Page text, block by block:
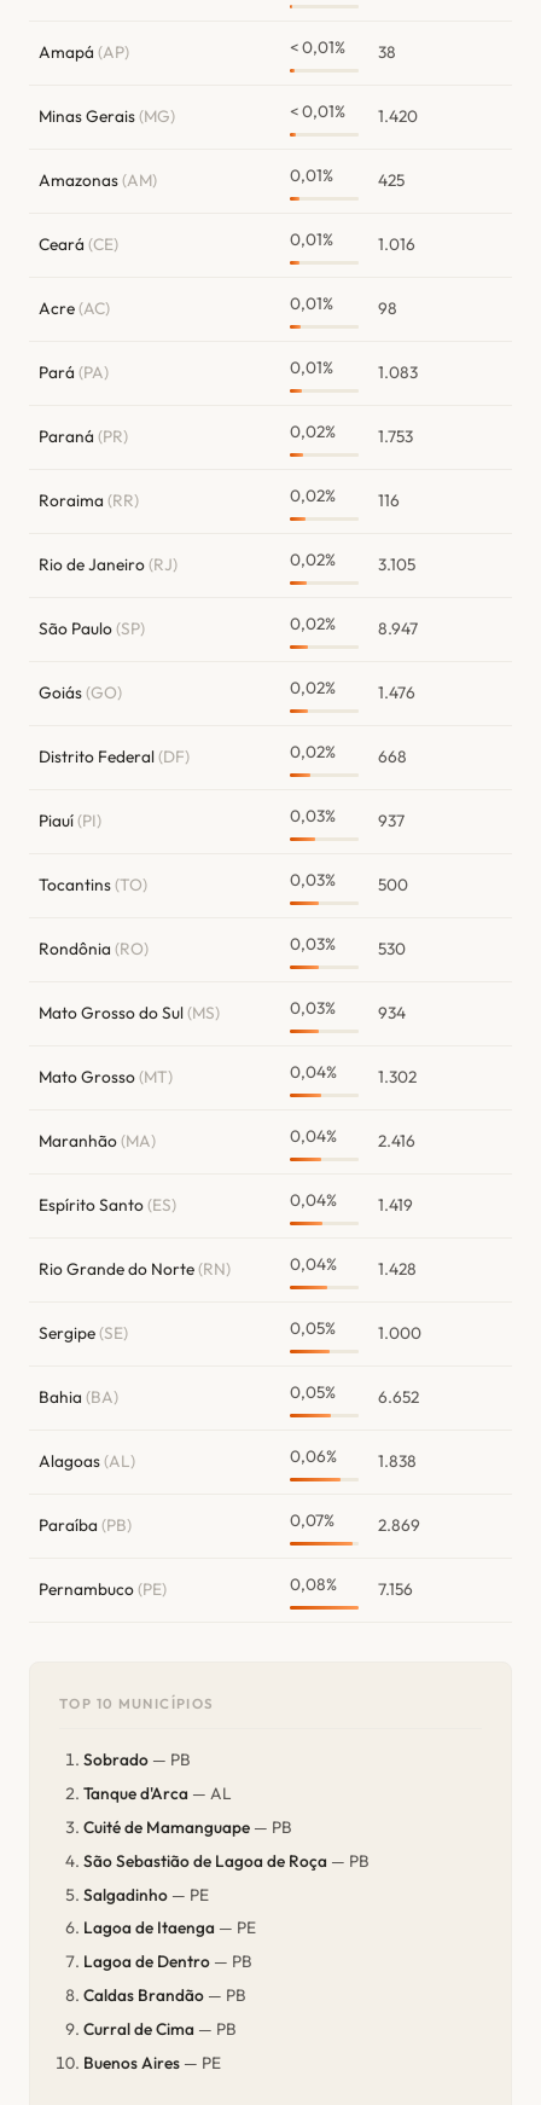
Amapá (AP) < 0,01% 38
Minas Gerais(MG) < 0,01% 1.420
Amazonas(AM) 0,01% 425
Ceará (CE) 0,01% 1.016
Acre(AC) 0,01% 98
Pará (PA) 0,01% 1.083
Paraná (PR) 0,02% 1.753
Roraima (RR) 0,02% 116
Rio de Janeiro(RJ) 0,02% 3.105
São Paulo(SP) 0,02% 8.947
Goiás(GO) 0,02% 1.476
Distrito Federal(DF) 0,02% 668
Piauí(PI) 0,03% 937
Tocantins(TO) 0,03% 500
Rondônia (RO) 0,03% 530
Mato Grosso do Sul(MS) 0,03% 934
Mato Grosso(MT) 0,04% 1.302
Maranhão(MA) 0,04% 2.416
Espírito Santo(ES) 0,04% 1.419
Rio Grande do Norte(RN) 0,04% 1.428
Sergipe(SE) 0,05% 1.000
Bahia (BA) 0,05% 6.652
Alagoas(AL) 0,06% 1.838
Paraíba (PB) 0,07% 2.869
Pernambuco(PE) 0,08% 7.156
TOP 10 MUNICÍPIOS
Sobrado — PB
Tanque d'Arca — AL
Cuité de Mamanguape — PB
São Sebastião de Lagoa de Roça — PB
Salgadinho — PE
Lagoa de Itaenga — PE
Lagoa de Dentro — PB
Caldas Brandão — PB
Curral de Cima — PB
Buenos Aires — PE